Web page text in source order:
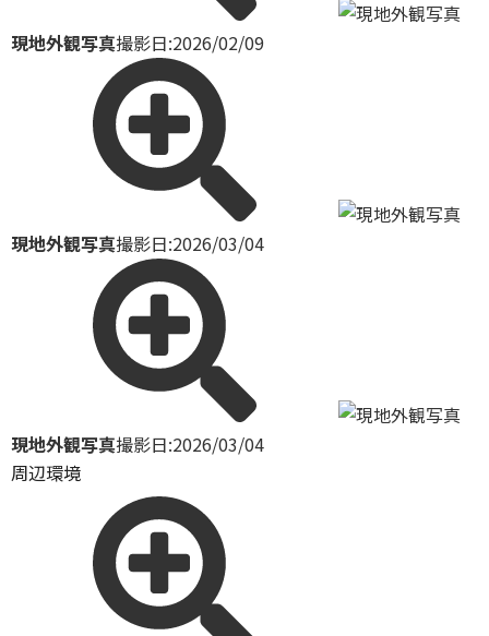
現地外観写真撮影日:2026/02/09
現地外観写真撮影日:2026/03/04
現地外観写真撮影日:2026/03/04
周辺環境